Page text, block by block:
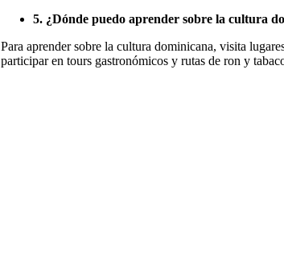
5. ¿Dónde puedo aprender sobre la cultura
Para aprender sobre la cultura dominicana, visita
participar en tours gastronómicos y rutas de ron y